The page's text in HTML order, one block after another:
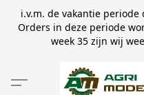
i.v.m. de vakantie
Orders in deze periode
week 35 zijn wij